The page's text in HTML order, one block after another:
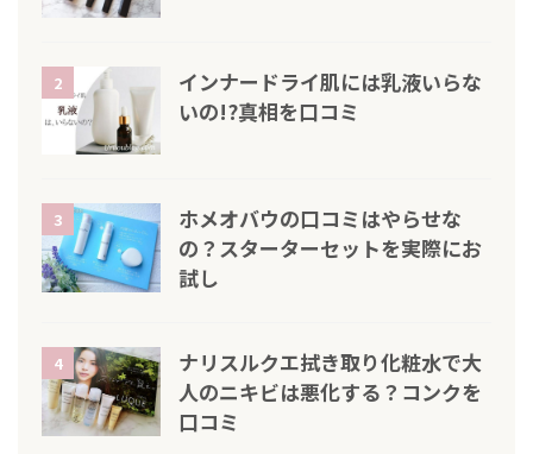
2
インナードライ肌には乳液いらな
いの!?真相を口コミ
3
ホメオバウの口コミはやらせな
の？スターターセットを実際にお
試し
4
ナリスルクエ拭き取り化粧水で大
人のニキビは悪化する？コンクを
口コミ